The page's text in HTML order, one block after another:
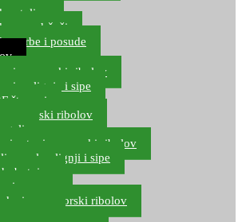
stolice
arm držači
torbe i posude
za morski ribolov
za lignje i sipe
štapovi
za morski ribolov
setovi za morski ribolov
za lov lignji i sipe
za more
za morski ribolov
za more